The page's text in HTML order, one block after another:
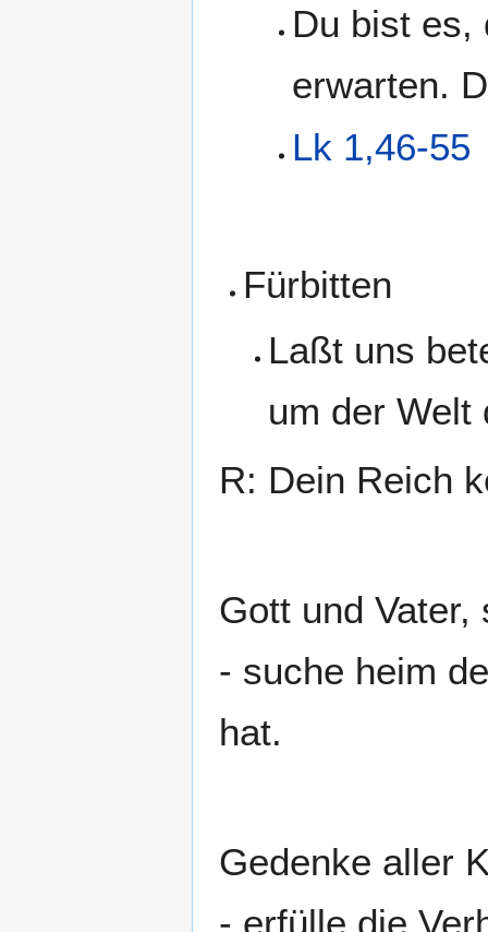
Du bist es,
erwarten.
Lk 1,46-55
Fürbitten
Laßt uns
um der Welt
R: Dein Reich
Gott und
- suche heim
hat.
Gedenke aller
- erfülle die